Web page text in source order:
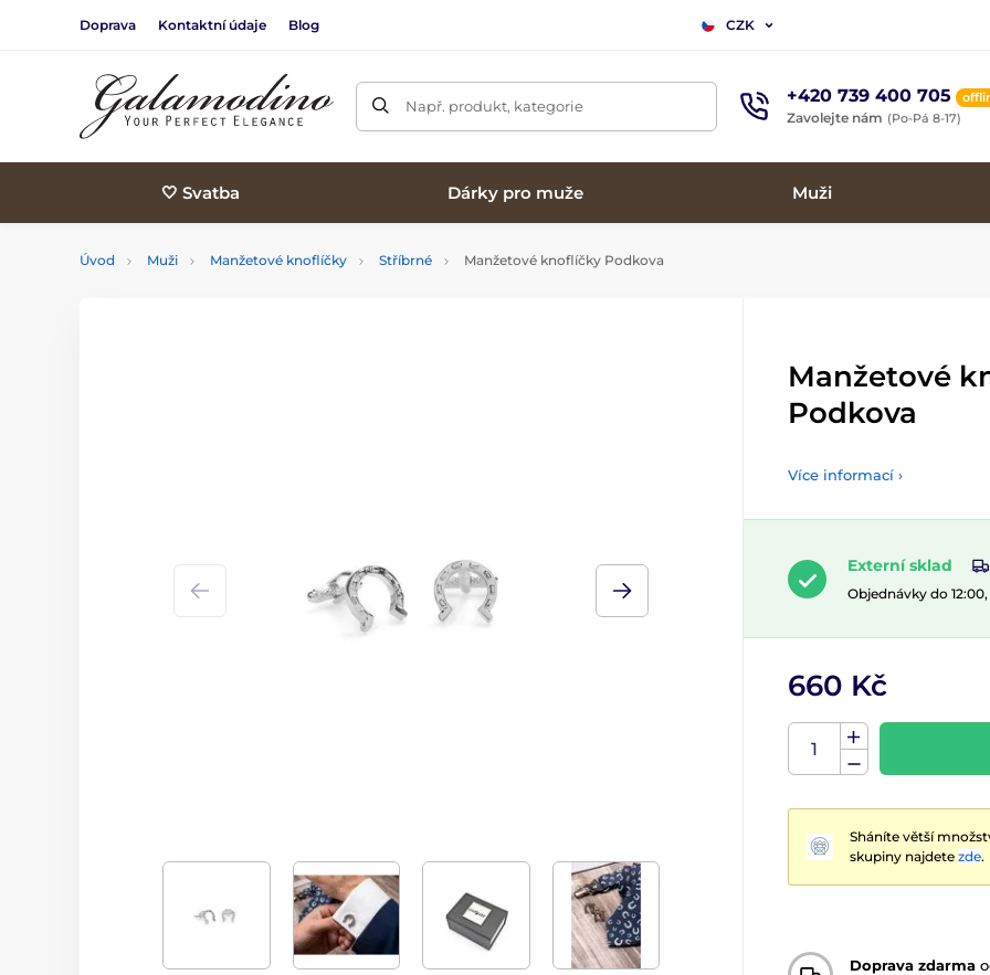
Doprava Kontaktní údaje Blog CZK
Např. produkt, kategorie +420 739 400 705
Zavolejte nám (Po-Pá 8-17)
🤍 Svatba Dárky pro muže Muži
Úvod Muži Manžetové knoflíčky Stříbrné Manžetové knoflíčky Podkova
Manžetové
Podkova
Více informací ›
Externí sklad
Objednávky do
660 Kč
Sháníte větší
skupiny najdete zde.
Doprava zdarma